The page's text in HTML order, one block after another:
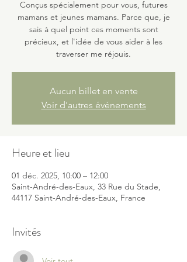
Conçus spécialement pour vous, futures
mamans et jeunes mamans. Parce que, je
sais à quel point ces moments sont
précieux, et l'idée de vous aider à les
traverser me réjouis.
Aucun billet en vente
Voir d'autres événements
Heure et lieu
01 déc. 2025, 10:00 – 12:00
Saint-André-des-Eaux, 33 Rue du Stade,
44117 Saint-André-des-Eaux, France
Invités